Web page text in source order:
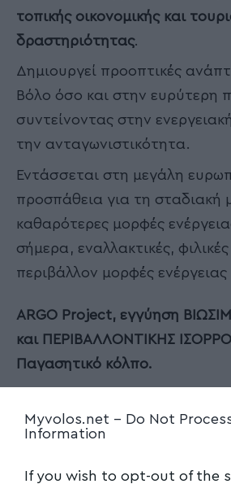
Myvolos.net - Do Not
Information
If you wish to opt-out of the
τοπικής οικονομικής και
δραστηριότητας.
Δημιουργεί προοπτικές
Βόλο όσο και στην ευρύτερη
συντείνοντας στην
την ανταγωνιστικότητα.
Εντάσσεται στη μεγάλη
προσπάθεια για τη σταδιακή
καθαρότερες μορφές
σήμερα, εναλλακτικές,
περιβάλλον μορφές ενέργειας
ARGO Project, εγγύηση
και ΠΕΡΙΒΑΛΛΟΝΤΙΚΗΣ
Παγασητικό κόλπο.